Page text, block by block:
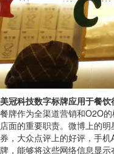
美冠科技数字标牌应用于餐饮
餐牌作为全渠道营销和O2O
店面的重要职责。微博上的
券，大众点评上的好评，手
牌，能够将这些网络信息显